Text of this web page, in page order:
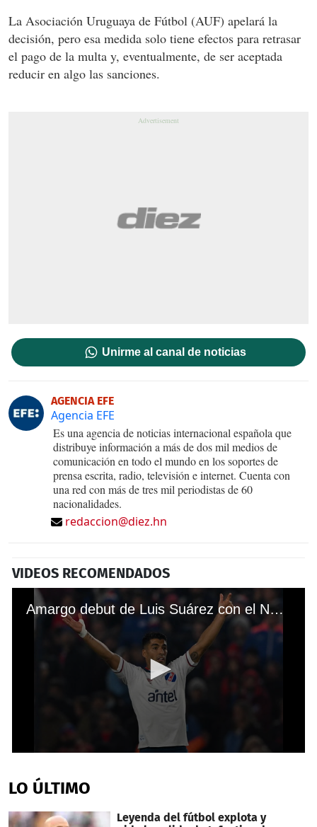
La Asociación Uruguaya de Fútbol (AUF) apelará la
decisión, pero esa medida solo tiene efectos para retrasar
el pago de la multa y, eventualmente, de ser aceptada
reducir en algo las sanciones.
Unirme al canal de noticias
AGENCIA EFE
Agencia EFE
Es una agencia de noticias internacional española que
distribuye información a más de dos mil medios de
comunicación en todo el mundo en los soportes de
prensa escrita, radio, televisión e internet. Cuenta con
una red con más de tres mil periodistas de 60
nacionalidades.
redaccion@diez.hn
VIDEOS RECOMENDADOS
Amargo debut de Luis Suárez con el Nacional de Uruguay en la Copa Sudamericana
of
2
4
LO ÚLTIMO
Leyenda del fútbol explota y